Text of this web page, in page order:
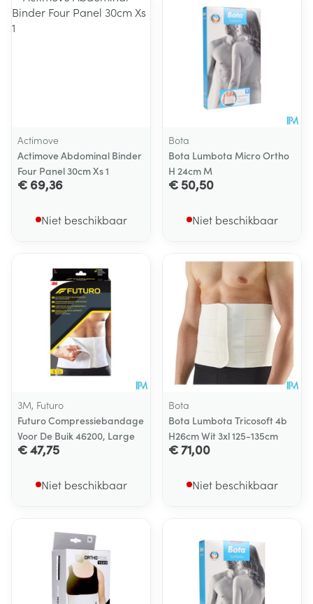
Actimove
Actimove Abdominal Binder
Four Panel 30cm Xs 1
€ 69,36
Niet beschikbaar
Bota
Bota Lumbota Micro Ortho
H 24cm M
€ 50,50
Niet beschikbaar
3M, Futuro
Futuro Compressiebandage
Voor De Buik 46200, Large
€ 47,75
Niet beschikbaar
Bota
Bota Lumbota Tricosoft 4b
H26cm Wit 3xl 125-135cm
€ 71,00
Niet beschikbaar